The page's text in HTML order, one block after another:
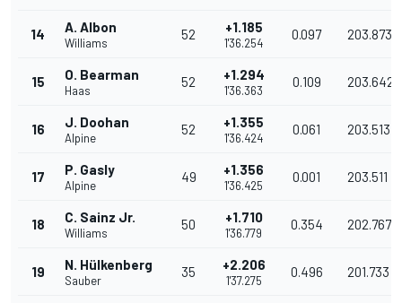
14 A. Albon
Williams
52 +1.185
1'36.254
0.097 203.873
15 O. Bearman
Haas
52 +1.294
1'36.363
0.109 203.642
16 J. Doohan
Alpine
52 +1.355
1'36.424
0.061 203.513
17 P. Gasly
Alpine
49 +1.356
1'36.425
0.001 203.511
18 C. Sainz Jr.
Williams
50 +1.710
1'36.779
0.354 202.767
19 N. Hülkenberg
Sauber
35 +2.206
1'37.275
0.496 201.733